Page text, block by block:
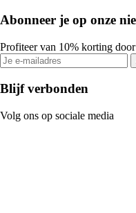
Abonneer je op onze
Profiteer van 10% korting
Blijf verbonden
Volg ons op sociale media